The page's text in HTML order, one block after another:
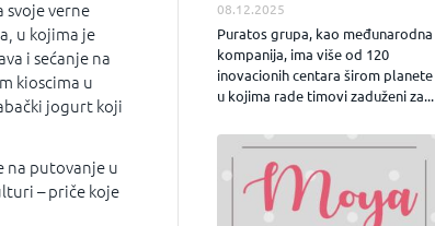
svoje verne
u kojima je
i sećanje na
kioscima u
jogurt koji
na putovanje u
– priče koje
08.12.2025
Puratos grupa, kao međunarodna
kompanija, ima više od 120
inovacionih centara širom planete
u kojima rade timovi zaduženi za...